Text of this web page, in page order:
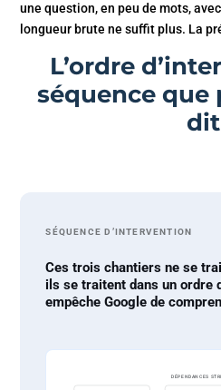
une question, en peu de mots,
longueur brute ne suffit plus. La
L’ordre
séquence que
dit
SÉQUENCE D’INTERVENTION
Ces trois chantiers ne se
ils se traitent dans un ordre
empêche Google de
DÉPENDANCES